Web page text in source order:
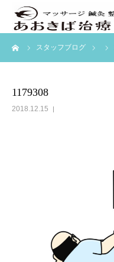
スタッフブログ
1179308
2018.12.15
ホーム